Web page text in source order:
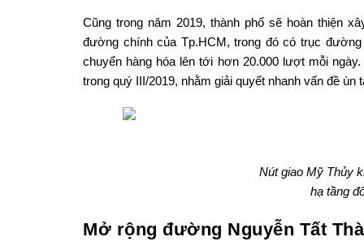
Cũng trong năm 2019, thành phố sẽ hoàn thiện
đường chính của Tp.HCM, trong đó có trục
chuyển hàng hóa lên tới hơn 20.000 lượt mỗi
trong quý III/2019, nhằm giải quyết nhanh vấn đề
Nút giao Mỹ Thủy
hạ tầng
Mở rộng đường Nguyễn Tất